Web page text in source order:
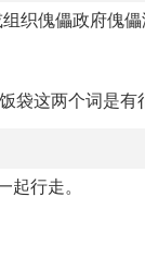
织傀儡政府傀
袋这两个词是
行走。